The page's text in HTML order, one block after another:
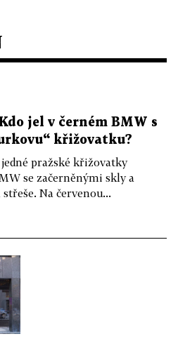
jel v černém BMW s
křižovatku?
pražské křižovatky
se začerněnými skly a
Na červenou...